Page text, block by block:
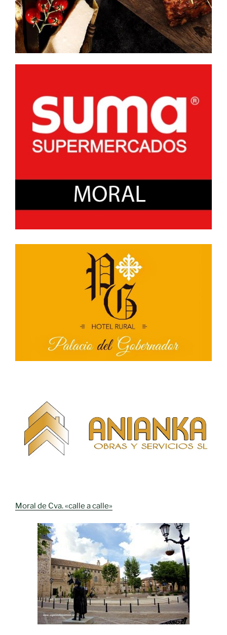
Moral de Cva. «calle a calle»